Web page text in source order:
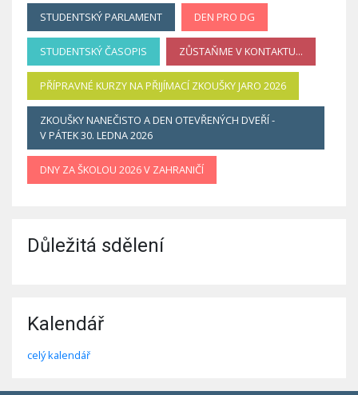
STUDENTSKÝ PARLAMENT DEN PRO DG
STUDENTSKÝ ČASOPIS ZŮSTAŇME V KONTAKTU...
PŘÍPRAVNÉ KURZY NA PŘIJÍMACÍ ZKOUŠKY JARO 2026
ZKOUŠKY NANEČISTO A DEN OTEVŘENÝCH DVEŘÍ -
V PÁTEK 30. LEDNA 2026
DNY ZA ŠKOLOU 2026 V ZAHRANIČÍ
Důležitá sdělení
Kalendář
celý kalendář